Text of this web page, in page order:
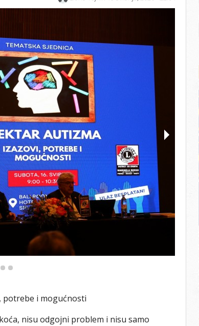
potrebe i mogućnosti
nisu odgojni problem i nisu samo